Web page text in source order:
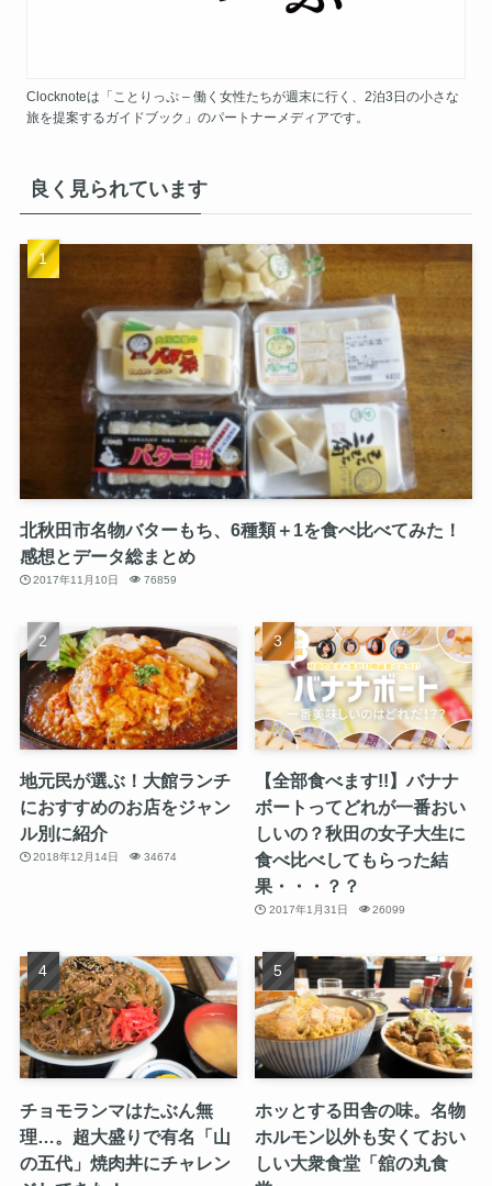
Clocknoteは「ことりっぷ – 働く女性たちが週末に行く、2泊3日の小さな
旅を提案するガイドブック」のパートナーメディアです。
良く見られています
北秋田市名物バターもち、6種類＋1を食べ比べてみた！
感想とデータ総まとめ
2017年11月10日 76859
地元民が選ぶ！大館ランチ
におすすめのお店をジャン
ル別に紹介
2018年12月14日 34674
【全部食べます!!】バナナ
ボートってどれが一番おい
しいの？秋田の女子大生に
食べ比べしてもらった結
果・・・？？
2017年1月31日 26099
チョモランマはたぶん無
理…。超大盛りで有名「山
の五代」焼肉丼にチャレン
ホッとする田舎の味。名物
ホルモン以外も安くておい
しい大衆食堂「舘の丸食